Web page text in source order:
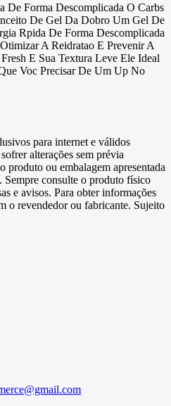
De Forma Descomplicada O Carbs
De Gel Da Dobro Um Gel De
Rpida De Forma Descomplicada
A Reidratao E Prevenir A
E Sua Textura Leve Ele Ideal
Voc Precisar De Um Up No
para internet e válidos
alterações sem prévia
produto ou embalagem apresentada
Sempre consulte o produto físico
e avisos. Para obter informações
o revendedor ou fabricante. Sujeito